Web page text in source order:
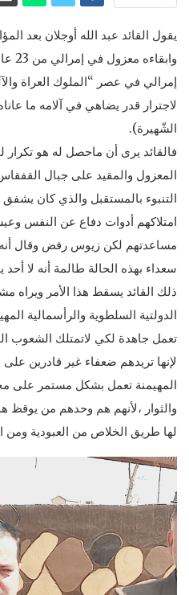
يقول القائد عبد الله أوجلان بعد
إمرالي في عصر “الملوك العراة
لاجترار قدر يضاهي في آلامه ما
الشّهيرة).
فالقائد يرى أن ماحصل له هو تكرار
المعزول والمقيد على جبال
التنبوء بالمستقبل والذي كان
امتلاكهم أدوات دفاع عن النفس
مساعدتهم لكن زيوس رفض وقال أنه
سعداء بهذه الحالة طالمة أنه لا
ذلك القائد يسقط هذا الأمر ويراه
الدولتية السلطوية والرأسمالية
تعمل جاهدة لكي لاتمتلك الشعوب
لإنها تريدهم ضعفاء غير قادرين
المهيمنة تعمل بشكل مستمر على
والثوار ،لأنهم هم وحدهم من
لها طريق الخلاص من العبودية ومن